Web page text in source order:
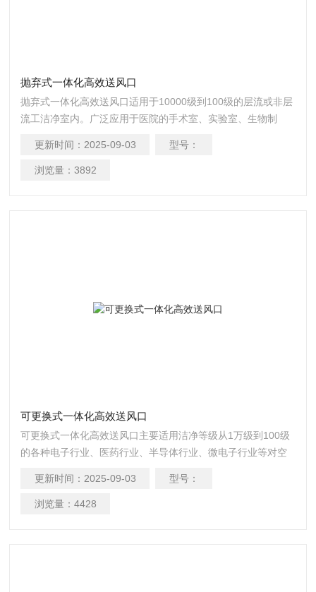
抛弃式一体化高效送风口
抛弃式一体化高效送风口适用于10000级到100级的层流或非层
流工洁净室内。广泛应用于医院的手术室、实验室、生物制
等洁净度要求较高的工作环境或高等级净化设备末端等洁净度
要求较高的末端送风口。
更新时间： 2025-09-03 型号：
浏览量： 3892
可更换式一体化高效送风口
可更换式一体化高效送风口主要适用洁净等级从1万级到100级
的各种电子行业、医药行业、半导体行业、微电子行业等对空
更新时间： 2025-09-03 型号：
浏览量： 4428